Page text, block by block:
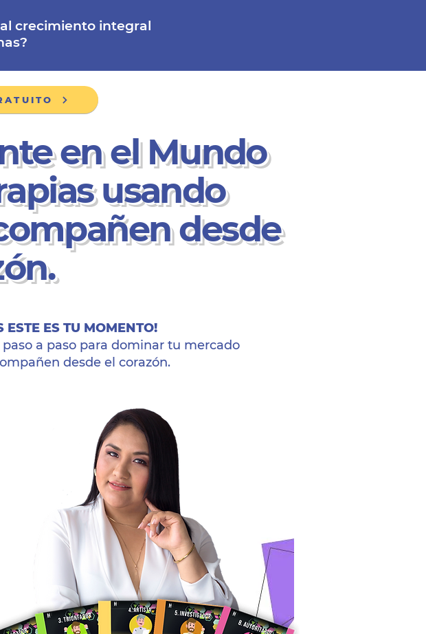
crecimiento integral
en el Mundo
usando
desde
ESTE ES TU MOMENTO!
a paso para dominar tu mercado
desde el corazón.